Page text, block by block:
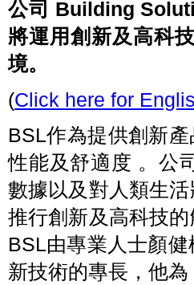
公司 Building
將運用創新及高科
境。
(Click here for
BSL作為提供創新
性能及舒適度 。公
數據以及對人類生
推行創新及高科技
BSL由專業人士顏
新技術的專長，他